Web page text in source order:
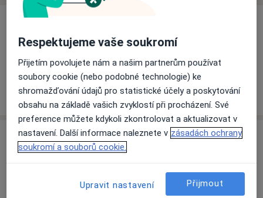
Informace o službách a cenách nejsou k dispozici
Tento specialista ještě nepřidával žádné informace o
svých službách.
Adresa
78371
Respektujeme vaše soukromí
Přijetím povolujete nám a našim partnerům používat
soubory cookie (nebo podobné technologie) ke
shromažďování údajů pro statistické účely a poskytování
obsahu na základě vašich zvyklostí při procházení. Své
preference můžete kdykoli zkontrolovat a aktualizovat v
nastavení. Další informace naleznete v zásadách ochrany
soukromí a souborů cookie.
Upravit nastavení Přijmout